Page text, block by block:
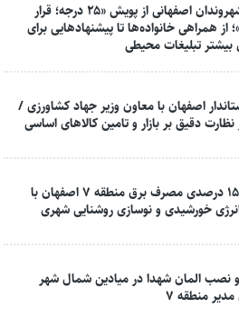
روایت شهروندان اصفهانی از پویش «۲۵ درجه؛ قرار
از همراهی خانواده‌ها تا پیشنهادهایی برای
بیشتر تبلیغات محیطی
اصفهان با معاون وزیر جهاد کشاورزی /
نظارت دقیق بر بازار و تامین کالاهای اساسی
کاهش ۱۵ درصدی مصرف برق منطقه ۷ اصفهان با
خورشیدی و نوسازی روشنایی شهری
نصب المان شهدا در میادین شمال شهر
منطقه ۷